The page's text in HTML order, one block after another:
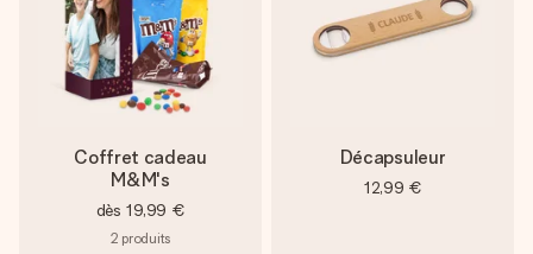
Coffret cadeau
M&M's
dès 19,99 €
2 produits
Décapsuleur
12,99 €